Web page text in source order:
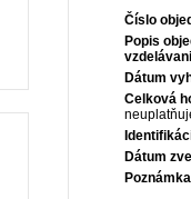
Číslo
Popis
Dátum
Celková
Dátum